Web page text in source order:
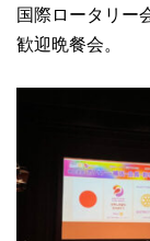
国際ロータリー
歓迎晩餐会。